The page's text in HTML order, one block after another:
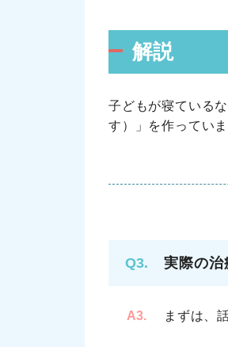
解説
子どもが寝ている
す）」を作ってい
Q3. 実際の治
A3. まずは、